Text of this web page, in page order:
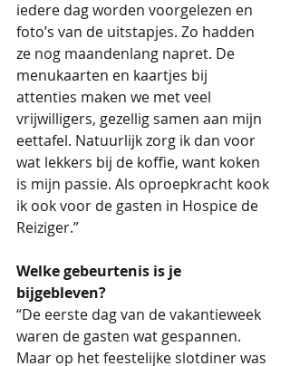
iedere dag worden voorgelezen en
foto’s van de uitstapjes. Zo hadden
ze nog maandenlang napret. De
menukaarten en kaartjes bij
attenties maken we met veel
vrijwilligers, gezellig samen aan mijn
eettafel. Natuurlijk zorg ik dan voor
wat lekkers bij de koffie, want koken
is mijn passie. Als oproepkracht kook
ik ook voor de gasten in Hospice de
Reiziger.”
Welke gebeurtenis is je
bijgebleven?
“De eerste dag van de vakantieweek
waren de gasten wat gespannen.
Maar op het feestelijke slotdiner was